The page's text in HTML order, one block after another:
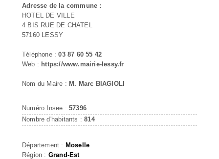
Adresse de la commune :
HOTEL DE VILLE
4 BIS RUE DE CHATEL
57160 LESSY
Téléphone :03 87 60 55 42
Web : https://www.mairie-lessy.fr
Nom du Maire : M. Marc BIAGIOLI
Numéro Insee : 57396
Nombre d'habitants :814
Département : Moselle
Région : Grand-Est